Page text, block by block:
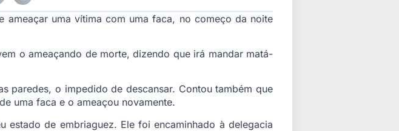
ameaçar uma vítima com uma faca, no começo da noite
o ameaçando de morte, dizendo que irá mandar matá-
paredes, o impedido de descansar. Contou também que
uma faca e o ameaçou novamente.
de embriaguez. Ele foi encaminhado à delegacia